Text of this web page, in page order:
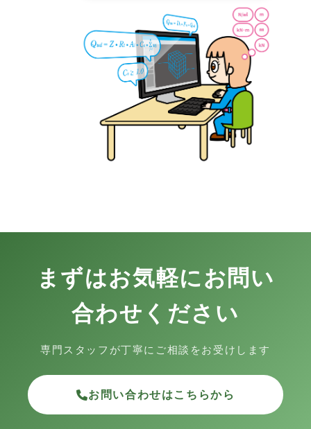
まずはお気軽にお問い
合わせください
専門スタッフが丁寧にご相談をお受けします
お問い合わせはこちらから